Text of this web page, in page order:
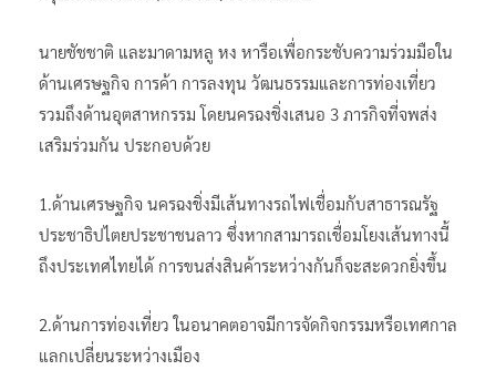
นายชัชชาติ และมาดามหลู หง หารือเพื่อกระชับความร่วมมือใน
ด้านเศรษฐกิจ การค้า การลงทุน วัฒนธรรมและการท่องเที่ยว
รวมถึงด้านอุตสาหกรรม โดยนครฉงชิ่งเสนอ 3 ภารกิจที่จพส่ง
เสริมร่วมกัน ประกอบด้วย
1.ด้านเศรษฐกิจ นครฉงชิ่งมีเส้นทางรถไฟเชื่อมกับสาธารณรัฐ
ประชาธิปไตยประชาชนลาว ซึ่งหากสามารถเชื่อมโยงเส้นทางนี้
ถึงประเทศไทยได้ การขนส่งสินค้าระหว่างกันก็จะสะดวกยิ่งขึ้น
2.ด้านการท่องเที่ยว ในอนาคตอาจมีการจัดกิจกรรมหรือเทศกาล
แลกเปลี่ยนระหว่างเมือง